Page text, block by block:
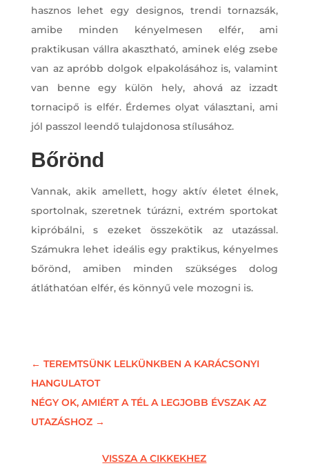
hasznos lehet egy designos, trendi tornazsák,
amibe minden kényelmesen elfér, ami
praktikusan vállra akasztható, aminek elég zsebe
van az apróbb dolgok elpakolásához is, valamint
van benne egy külön hely, ahová az izzadt
tornacipő is elfér. Érdemes olyat választani, ami
jól passzol leendő tulajdonosa stílusához.
Bőrönd
Vannak, akik amellett, hogy aktív életet élnek,
sportolnak, szeretnek túrázni, extrém sportokat
kipróbálni, s ezeket összekötik az utazással.
Számukra lehet ideális egy praktikus, kényelmes
bőrönd, amiben minden szükséges dolog
átláthatóan elfér, és könnyű vele mozogni is.
← TEREMTSÜNK LELKÜNKBEN A KARÁCSONYI
HANGULATOT
NÉGY OK, AMIÉRT A TÉL A LEGJOBB ÉVSZAK AZ
UTAZÁSHOZ→
VISSZA A CIKKEKHEZ